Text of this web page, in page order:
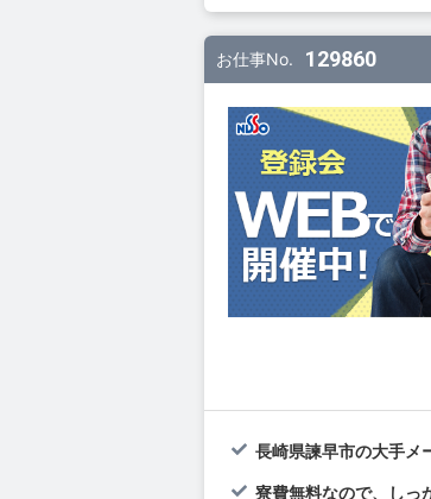
お仕事No. 129860
長崎県諫早市の大手メ
寮費無料なので、しっ